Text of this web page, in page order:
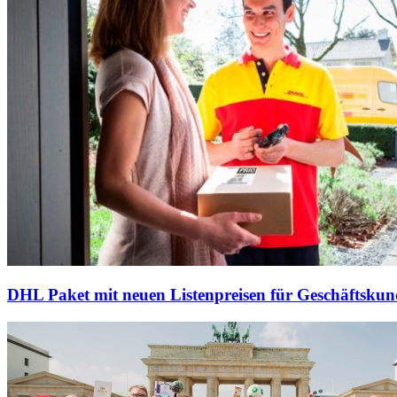
DHL Paket mit neuen Listenpreisen für